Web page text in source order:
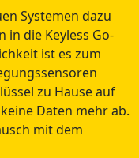
Systemen dazu
in die Keyless Go-
ist es zum
zu Hause auf
Daten mehr ab.
mit dem